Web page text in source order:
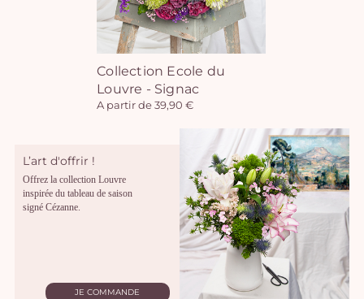
Collection Ecole du
Louvre - Signac
A partir de 39,90 €
L’art d'offrir !
Offrez la collection Louvre
inspirée du tableau de saison
signé Cézanne.
JE COMMANDE